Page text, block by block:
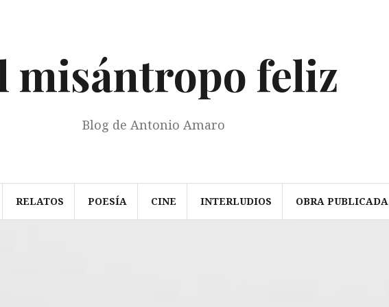
misántropo feliz
Blog de Antonio Amaro
RELATOS POESÍA CINE INTERLUDIOS OBRA PUBLICADA